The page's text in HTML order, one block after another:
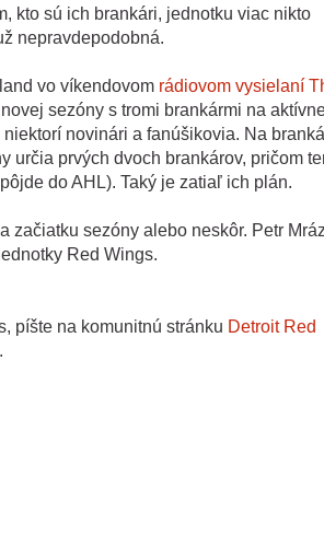
kto sú ich brankári, jednotku viac nikto
nepravdepodobná.
vo víkendovom rádiovom vysielaní
sezóny s tromi brankármi na
novinári a fanúšikovia. Na
určia prvých dvoch brankárov, pričom
do AHL). Taký je zatiaľ ich plán.
začiatku sezóny alebo neskôr. Petr
Red Wings.
píšte na komunitnú stránku Detroit Red